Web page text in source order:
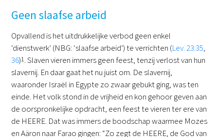
Geen slaafse arbeid
Opvallend is het uitdrukkelijke verbod geen enkel
‘dienstwerk’ (NBG: ‘slaafse arbeid’) te verrichten (Lev. 23:35,
36)1 . Slaven vieren immers geen feest, tenzij verlost van hun
slavernij. En daar gaat het nu juist om. De slavernij,
waaronder Israël in Egypte zo zwaar gebukt ging, was ten
einde. Het volk stond in de vrijheid en kon gehoor geven aan
de oorspronkelijke opdracht, een feest te vieren ter ere van
de HEERE. Dat was immers de boodschap waarmee Mozes
en Aäron naar Farao gingen: “Zo zegt de HEERE, de God van